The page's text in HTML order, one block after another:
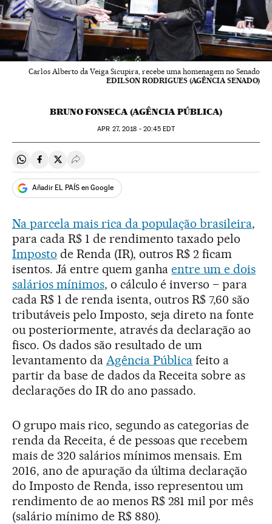
Carlos Alberto da Veiga Sicupira, recebe uma homenagem no Senado
EDILSON RODRIGUES (AGÊNCIA SENADO)
BRUNO FONSECA (AGÊNCIA PÚBLICA)
APR 27, 2018 - 20:45 EDT
Compartir en Whatsapp
Compartir en Facebook
Compartir en Twitter
Desplegar Redes Sociales
Añadir EL PAÍS en Google
Na parcela mais rica da população brasileira,
para cada R$ 1 de rendimento taxado pelo
Imposto de Renda (IR), outros R$ 2 ficam
isentos. Já entre quem ganhaentre um e dois
salários mínimos, o cálculo é inverso – para
cada R$ 1 de renda isenta, outros R$ 7,60 são
tributáveis pelo Imposto, seja direto na fonte
ou posteriormente, através da declaração ao
fisco. Os dados são resultado de um
levantamento da Agência Pública feito a
partir da base de dados da Receita sobre as
declarações do IR do ano passado.
O grupo mais rico, segundo as categorias de
renda da Receita, é de pessoas que recebem
mais de 320 salários mínimos mensais. Em
2016, ano de apuração da última declaração
do Imposto de Renda, isso representou um
rendimento de ao menos R$ 281 mil por mês
(salário mínimo de R$ 880).